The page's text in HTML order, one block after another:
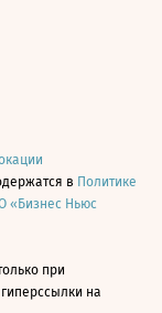
в Политике
«Бизнес Ньюс
при
на